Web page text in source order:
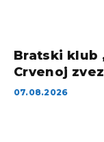
Bratski klub
Crvenoj
07.08.2026